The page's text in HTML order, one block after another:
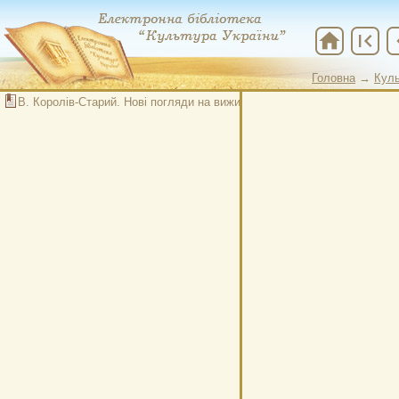
Головна →
home first_page
В. Королів-Старий. Нові погляди на виживлення тварин і людей